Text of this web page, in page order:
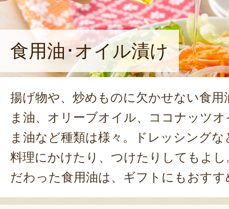
食用油･オイル漬け
揚げ物や、炒めものに欠かせない食用
ま油、オリーブオイル、ココナッツ
ま油など種類は様々。ドレッシング
料理にかけたり、つけたりしてもよ
だわった食用油は、ギフトにもおす